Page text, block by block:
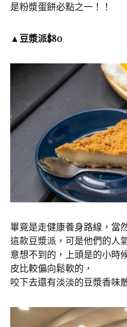
是粉漿蛋餅必點之一！！
▲豆漿派$80
畢竟是走健康養身路線，當
這款豆漿派，可是他們的人
意想不到的，上頭是的小時
皮比較偏向鬆軟的，
咬下去還有淡淡的豆漿香味